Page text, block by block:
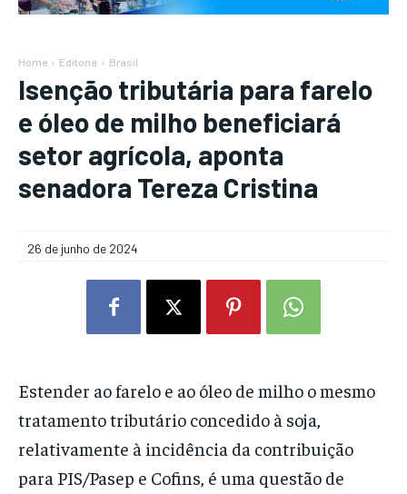
Home Editoria Brasil
Isenção tributária para farelo
e óleo de milho beneficiará
setor agrícola, aponta
senadora Tereza Cristina
26 de junho de 2024
Estender ao farelo e ao óleo de milho o mesmo
tratamento tributário concedido à soja,
relativamente à incidência da contribuição
para PIS/Pasep e Cofins, é uma questão de